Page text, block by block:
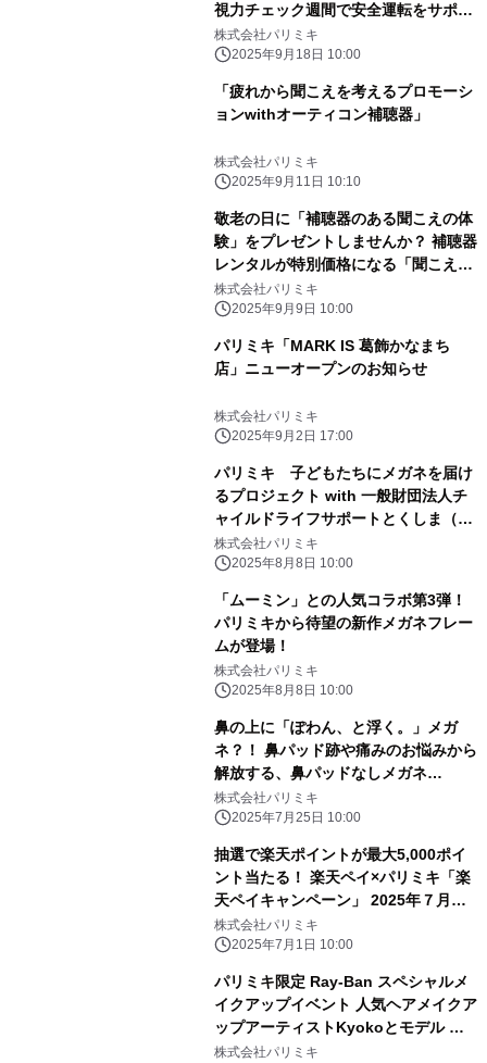
視力チェック週間で安全運転をサポー
ト
株式会社パリミキ
2025年9月18日 10:00
「疲れから聞こえを考えるプロモーシ
ョンwithオーティコン補聴器」
株式会社パリミキ
2025年9月11日 10:10
敬老の日に「補聴器のある聞こえの体
験」をプレゼントしませんか？ 補聴器
レンタルが特別価格になる「聞こえの
体験ギフト」キャンペーンを実施
株式会社パリミキ
2025年9月9日 10:00
パリミキ「MARK IS 葛飾かなまち
店」ニューオープンのお知らせ
株式会社パリミキ
2025年9月2日 17:00
パリミキ 子どもたちにメガネを届け
るプロジェクト with 一般財団法人チ
ャイルドライフサポートとくしま（香
川）
株式会社パリミキ
2025年8月8日 10:00
「ムーミン」との人気コラボ第3弾！
パリミキから待望の新作メガネフレー
ムが登場！
株式会社パリミキ
2025年8月8日 10:00
鼻の上に「ぽわん、と浮く。」メガ
ネ？！ 鼻パッド跡や痛みのお悩みから
解放する、鼻パッドなしメガネ
「POWANT(ポワント)」 パリミキにて
2025年7月25日（金）より順次販売開
株式会社パリミキ
2025年7月25日 10:00
抽選で楽天ポイントが最大5,000ポイ
ント当たる！ 楽天ペイ×パリミキ「楽
天ペイキャンペーン」 2025年７月１
日（火）スタート！
株式会社パリミキ
2025年7月1日 10:00
パリミキ限定 Ray-Ban スペシャルメ
イクアップイベント 人気ヘアメイクア
ップアーティストKyokoとモデル 菅
沼ゆり登場！
株式会社パリミキ